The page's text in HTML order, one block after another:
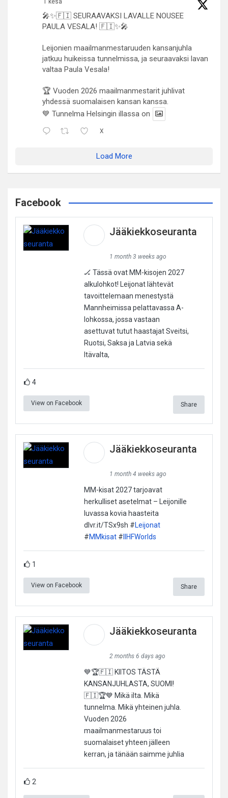
1 kesä
🎤✨🇫🇮 SEURAAVAKSI LAVALLE NOUSEE
PAULA VESALA! 🇫🇮✨🎤
Leijonien maailmanmestaruuden kansanjuhla
jatkuu huikeissa tunnelmissa, ja seuraavaksi lavan
valtaa Paula Vesala!
🏆 Vuoden 2026 maailmanmestarit juhlivat
yhdessä suomalaisen kansan kanssa.
💙 Tunnelma Helsingin illassa on
X
Load More
Facebook
Jääkiekkoseuranta
1 month 3 weeks ago
🏒 Tässä ovat MM-kisojen 2027
alkulohkot! Leijonat lähtevät
tavoittelemaan menestystä
Mannheimissa pelattavassa A-
lohkossa, jossa vastaan
asettuvat tutut haastajat Sveitsi,
Ruotsi, Saksa ja Latvia sekä
Itävalta,
4
View on Facebook Share
Jääkiekkoseuranta
1 month 4 weeks ago
MM-kisat 2027 tarjoavat
herkulliset asetelmat – Leijonille
luvassa kovia haasteita
dlvr.it/TSx9sh #Leijonat
#MMkisat#IIHFWorlds
1
View on Facebook Share
Jääkiekkoseuranta
2 months 6 days ago
💙🏆🇫🇮 KIITOS TÄSTÄ
KANSANJUHLASTA, SUOMI!
🇫🇮🏆💙 Mikä ilta. Mikä
tunnelma. Mikä yhteinen juhla.
Vuoden 2026
maailmanmestaruus toi
suomalaiset yhteen jälleen
kerran, ja tänään saimme juhlia
2